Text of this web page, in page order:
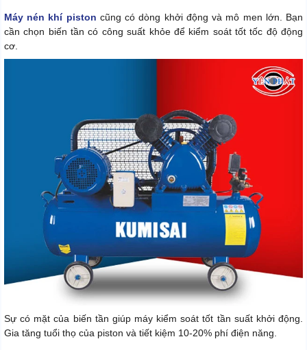
Máy nén khí piston cũng có dòng khởi động và mô men lớn. Bạn
cần chọn biến tần có công suất khỏe để kiểm soát tốt tốc độ động
cơ.
Sự có mặt của biến tần giúp máy kiểm soát tốt tần suất khởi động.
Gia tăng tuổi thọ của piston và tiết kiệm 10-20% phí điện năng.